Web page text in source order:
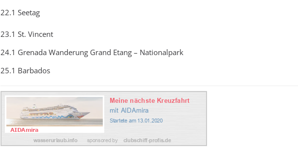
22.1 Seetag
23.1 St. Vincent
24.1 Grenada Wanderung Grand Etang – Nationalpark
25.1 Barbados